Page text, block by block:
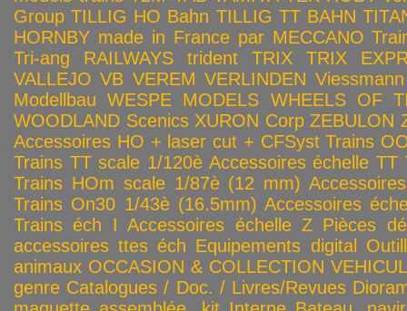
Group TILLIG HO Bahn TILLIG TT BAHN
HORNBY made in France par MECCANO
Tri-ang RAILWAYS
trident TRIX
TRIX
VALLEJO VB VEREM VERLINDEN Viessmann
Modellbau WESPE MODELS WHEELS OF
WOODLAND Scenics XURON Corp ZEBULON
Accessoires HO + laser cut + CFSyst Trains
Trains TT scale 1/120è Accessoires échelle TT
Trains HOm scale 1/87è (12 mm)
Trains On30 1/43è (16.5mm) Accessoires
Trains éch I Accessoires échelle Z Pièces
accessoires ttes éch Equipements digital
animaux OCCASION & COLLECTION
genre Catalogues / Doc. / Livres/Revues